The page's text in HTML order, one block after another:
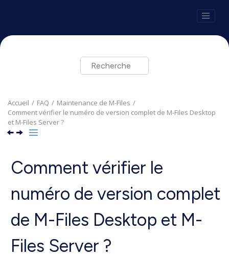
Accueil FAQ Maintenance de M-Files
Comment vérifier le numéro de version complet de M-Files Desktop
et M-Files Server?
Comment vérifier le
numéro de version complet
de M-Files Desktop et M-
Files Server ?